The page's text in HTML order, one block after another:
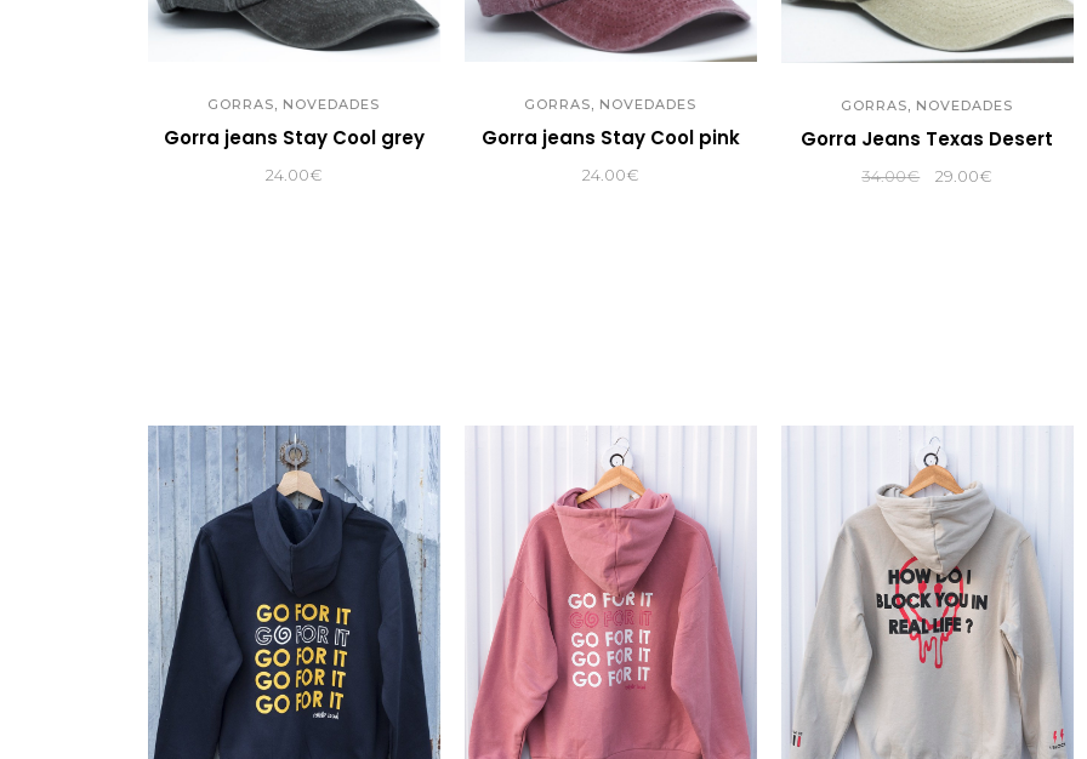
GORRAS NOVEDADES
Gorra jeans Stay Cool grey
24.00€
GORRAS NOVEDADES
Gorra jeans Stay Cool pink
24.00€
GORRAS, NOVEDADES
Gorra Jeans Texas Desert
34.00€
El
29.00€